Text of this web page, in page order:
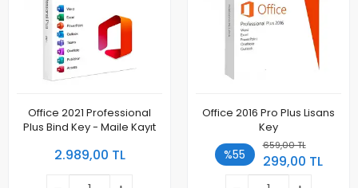
Office 2021 Professional
Plus Bind Key - Maile Kayıt
2.989,00 TL
Office 2016 Pro Plus Lisans
Key
%55
659,00 TL
299,00 TL